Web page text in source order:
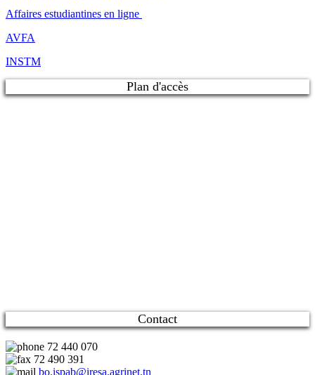
Affaires estudiantines en ligne
AVFA
INSTM
Plan d'accès
Contact
72 440 070
72 490 391
bo.ispab@iresa.agrinet.tn